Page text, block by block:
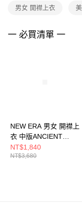
３．未成年的使用者請事
４．使用「AFTEE先享後
男女 開襟上衣
一 必買清單 一
NEW ERA 男女 開襟上
衣 中版ANCIENT
CULTURE 匹茲堡海盜
NE14112317
NT$1,840
NT$3,680